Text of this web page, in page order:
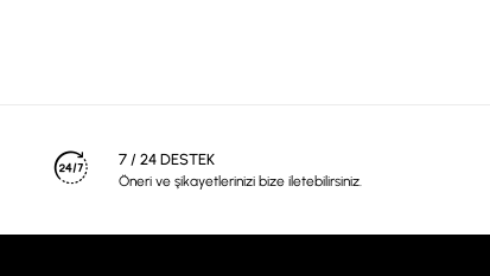
7 / 24 DESTEK
Öneri ve şikayetlerinizi bize iletebilirsiniz.